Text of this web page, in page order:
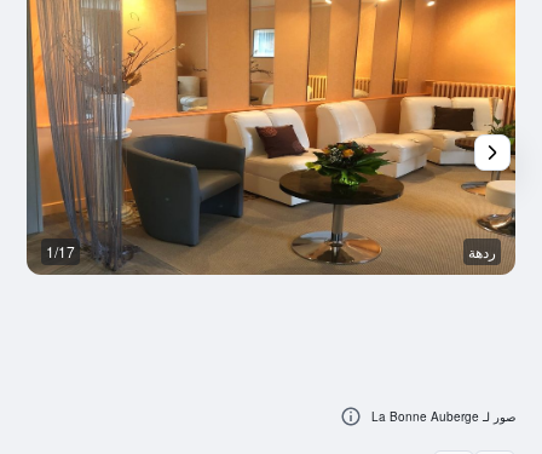
ردهة 1/17
صور لـ La Bonne Auberge